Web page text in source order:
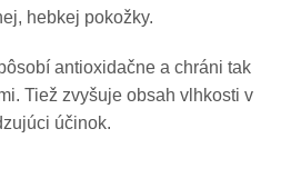
hebkej pokožky.
antioxidačne a chráni tak
Tiež zvyšuje obsah vlhkosti v
účinok.